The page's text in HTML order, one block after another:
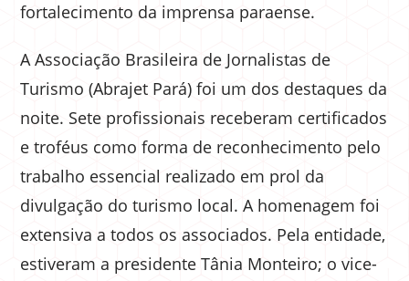
fortalecimento da imprensa paraense.
A Associação Brasileira de Jornalistas de
Turismo (Abrajet Pará) foi um dos destaques da
noite. Sete profissionais receberam certificados
e troféus como forma de reconhecimento pelo
trabalho essencial realizado em prol da
divulgação do turismo local. A homenagem foi
extensiva a todos os associados. Pela entidade,
estiveram a presidente Tânia Monteiro; o vice-